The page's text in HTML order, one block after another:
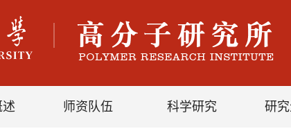
师资队伍 科学研究 研